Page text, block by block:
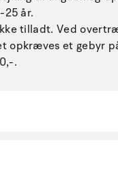
25 år.
tilladt. Ved
opkræves et gebyr
.